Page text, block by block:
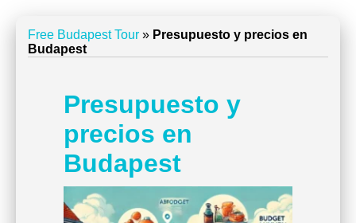
Free Budapest Tour » Presupuesto y precios en
Budapest
Presupuesto y
precios en
Budapest